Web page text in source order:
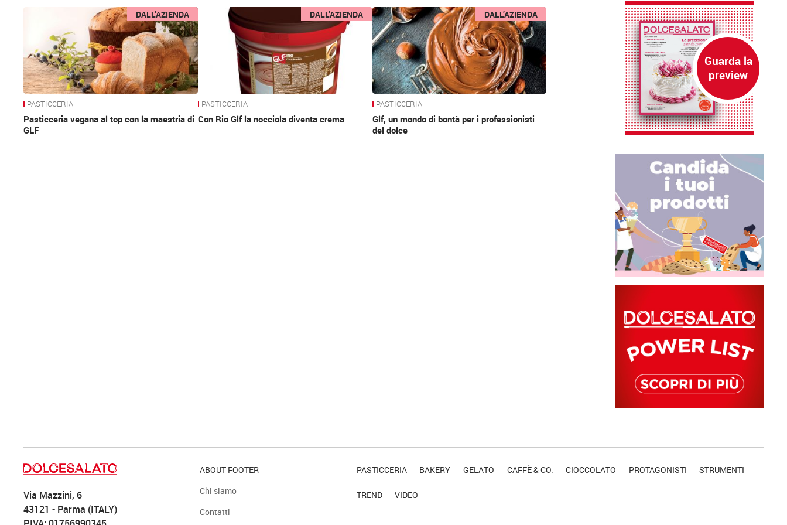
DALL’AZIENDA
PASTICCERIA
Pasticceria vegana al top con la maestria di
GLF
DALL’AZIENDA
PASTICCERIA
Con Rio Glf la nocciola diventa crema
DALL’AZIENDA
PASTICCERIA
Glf, un mondo di bontà per i professionisti
del dolce
Via Mazzini, 6
43121 - Parma (ITALY)
ABOUT FOOTER
Chi siamo
Contatti
PASTICCERIA BAKERY GELATO CAFFÈ & CO. CIOCCOLATO PROTAGONISTI STRUMENTI
TREND VIDEO